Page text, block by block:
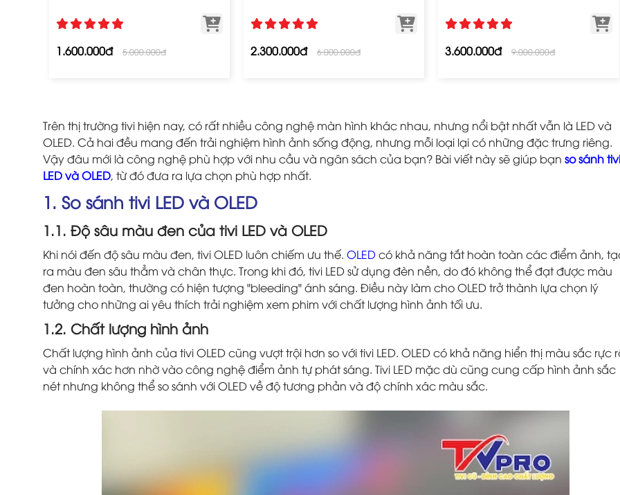
1.600.000đ 5.000.000đ 2.300.000đ 6.000.000đ 3.600.000đ 9.000.000đ
Trên thị trường tivi hiện nay, có rất nhiều công nghệ màn hình khác nhau, nhưng nổi bật nhất vẫn là LED và
OLED. Cả hai đều mang đến trải nghiệm hình ảnh sống động, nhưng mỗi loại lại có những đặc trưng riêng.
Vậy đâu mới là công nghệ phù hợp với nhu cầu và ngân sách của bạn? Bài viết này sẽ giúp bạn so sánh tivi
LED và OLED, từ đó đưa ra lựa chọn phù hợp nhất.
1. So sánh tivi LED và OLED
1.1. Độ sâu màu đen của tivi LED và OLED
Khi nói đến độ sâu màu đen, tivi OLED luôn chiếm ưu thế. OLEDcó khả năng tắt hoàn toàn các điểm ảnh,
ra màu đen sâu thẳm và chân thực. Trong khi đó, tivi LED sử dụng đèn nền, do đó không thể đạt được màu
đen hoàn toàn, thường có hiện tượng "bleeding" ánh sáng. Điều này làm cho OLED trở thành lựa chọn lý
tưởng cho những ai yêu thích trải nghiệm xem phim với chất lượng hình ảnh tối ưu.
1.2. Chất lượng hình ảnh
Chất lượng hình ảnh của tivi OLED cũng vượt trội hơn so với tivi LED. OLED có khả năng hiển thị màu sắc rực
và chính xác hơn nhờ vào công nghệ điểm ảnh tự phát sáng. Tivi LED mặc dù cũng cung cấp hình ảnh sắc
nét nhưng không thể so sánh với OLED về độ tương phản và độ chính xác màu sắc.